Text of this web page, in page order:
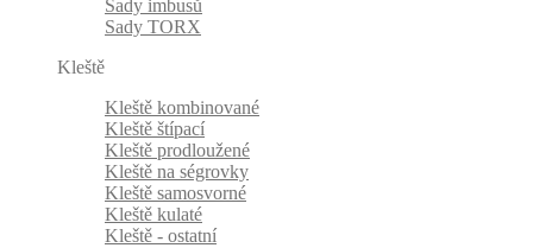
Sady imbusů
Sady TORX
Kleště
Kleště kombinované
Kleště štípací
Kleště prodloužené
Kleště na ségrovky
Kleště samosvorné
Kleště kulaté
Kleště - ostatní